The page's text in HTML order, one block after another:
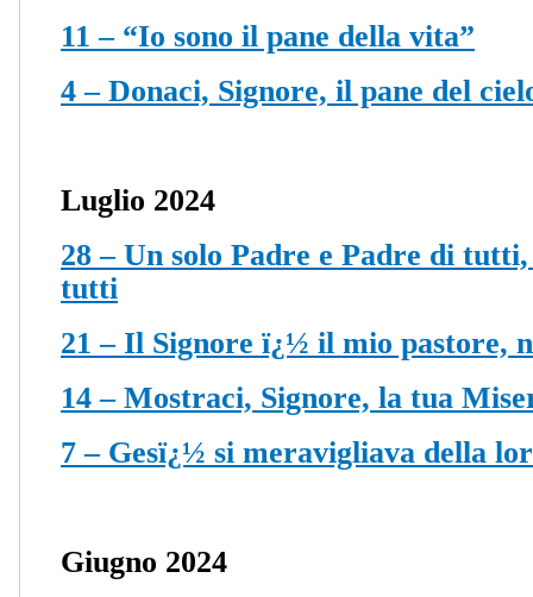
11 – “Io sono il pane della vita”
4 – Donaci, Signore, il pane del
Luglio 2024
28 – Un solo Padre e Padre di
tutti
21 – Il Signore ï¿½ il mio pastore,
14 – Mostraci, Signore, la tua
7 – Gesï¿½ si meravigliava della
Giugno 2024